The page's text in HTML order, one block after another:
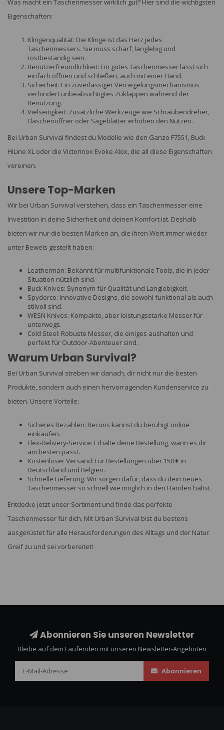
Was macht ein Taschenmesser wirklich gut? Hier sind die wichtigsten
Eigenschaften:
Klingenqualität: Die Klinge ist das Herz jedes
Taschenmessers. Sie muss scharf, langlebig und
rostbeständig sein.
Benutzerfreundlichkeit: Ein gutes Taschenmesser lässt sich
einfach öffnen und schließen, auch mit einer Hand.
Sicherheit: Ein zuverlässiger Verriegelungsmechanismus
verhindert unbeabsichtigtes Zuklappen während der
Benutzung.
Vielseitigkeit: Zusätzliche Werkzeuge wie Schraubendreher,
Flaschenöffner oder Sägeblätter erhöhen den Nutzen.
Bei Urban Survival findest du Modelle wie den Ganzo F7551, Buck
HiLine XL oder die Victorinox Evoke Alox, die all diese Eigenschaften
vereinen.
Unsere Top-Marken
Wir bei Urban Survival verstehen, dass ein Taschenmesser eine
Investition in deine Sicherheit und deinen Komfort ist. Deshalb
bieten wir nur die besten Marken an, die ihren Wert immer wieder
unter Beweis gestellt haben:
Leatherman: Bekannt für multifunktionale Tools, die in jeder
Situation nützlich sind.
Buck Knives: Synonym für Qualität und Langlebigkeit.
Spyderco: Innovative Designs, die sowohl funktional als auch
stilvoll sind.
WESN Knives: Kompakte, aber leistungsstarke Messer für
unterwegs.
Cold Steel: Robuste Messer, die einiges aushalten und
perfekt für Outdoor-Abenteuer sind.
Warum Urban Survival?
Bei Urban Survival streben wir danach, dir nicht nur die besten
Produkte, sondern auch einen hervorragenden Kundenservice zu
bieten. Unsere Vorteile:
Sicheres Bezahlen: Bei uns kannst du beruhigt online
einkaufen.
Flex-Delivery-Service: Erhalte deine Bestellung, wann es dir
am besten passt.
Kostenloser Versand: Für Bestellungen über 150 € in
Deutschland und Belgien.
Schnelle Lieferung: Wir sorgen dafür, dass du dein neues
Taschenmesser so schnell wie möglich in den Händen hältst.
Entdecke jetzt unser Sortiment und finde das perfekte
Taschenmesser für dich. Mit Urban Survival bist du bestens
ausgerüstet für alle Herausforderungen des Alltags und der Natur.
Greif zu und sei vorbereitet!
Abonnieren Sie unseren Newsletter
Bleibe auf dem Laufenden mit unseren Newsletter-Angeboten
Abonnieren